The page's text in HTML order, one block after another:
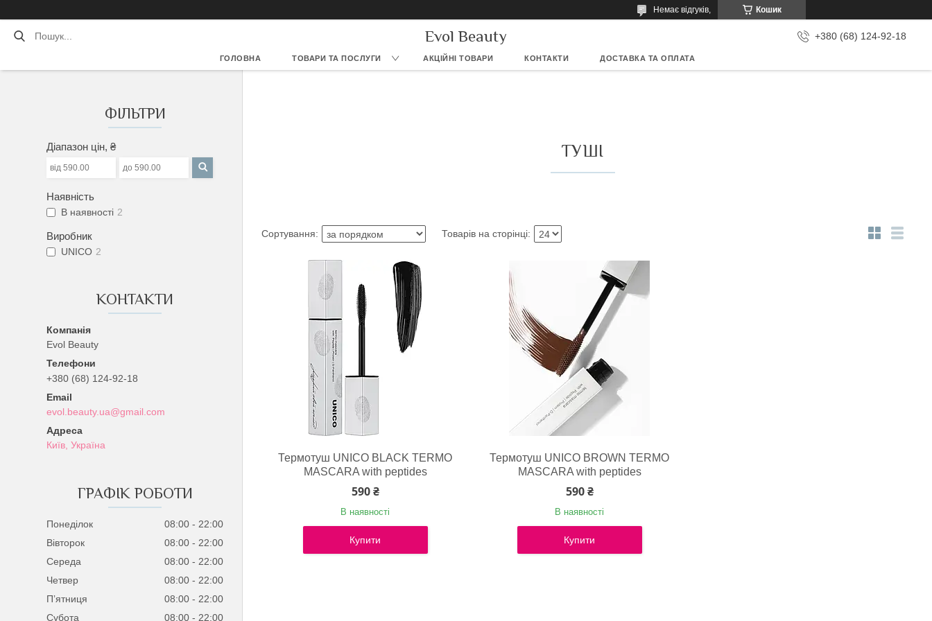
Кошик
Немає відгуків,
Evol Beauty +380 (68) 124-92-18
ГОЛОВНА ТОВАРИ ТА ПОСЛУГИ АКЦІЙНІ ТОВАРИ КОНТАКТИ ДОСТАВКА ТА ОПЛАТА
ФІЛЬТРИ
Діапазон цін, ₴
Наявність
В наявності 2
Виробник
UNICO 2
КОНТАКТИ
Evol Beauty
+380 (68) 124-92-18
evol.beauty.ua@gmail.com
Київ, Україна
ГРАФІК РОБОТИ
Понеділок 08:00
22:00
Вівторок
08:00
22:00
Середа
08:00
22:00
Четвер
08:00
22:00
Пʼятниця
08:00
22:00
Субота
08:00 22:00
ТУШІ
Термотуш UNICO BLACK TERMO
MASCARA with peptides
590 ₴
В наявності
Купити
Термотуш UNICO BROWN TERMO
MASCARA with peptides
590 ₴
В наявності
Купити